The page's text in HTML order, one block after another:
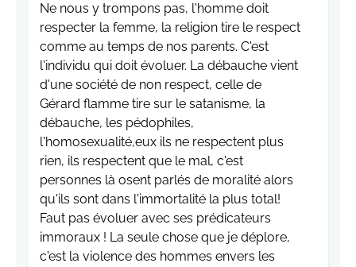
Ne nous y trompons pas, l'homme doit
respecter la femme, la religion tire le respect
comme au temps de nos parents. C'est
l'individu qui doit évoluer. La débauche vient
d'une société de non respect, celle de
Gérard flamme tire sur le satanisme, la
débauche, les pédophiles,
l'homosexualité,eux ils ne respectent plus
rien, ils respectent que le mal, c'est
personnes là osent parlés de moralité alors
qu'ils sont dans l'immortalité la plus total!
Faut pas évoluer avec ses prédicateurs
immoraux ! La seule chose que je déplore,
c'est la violence des hommes envers les